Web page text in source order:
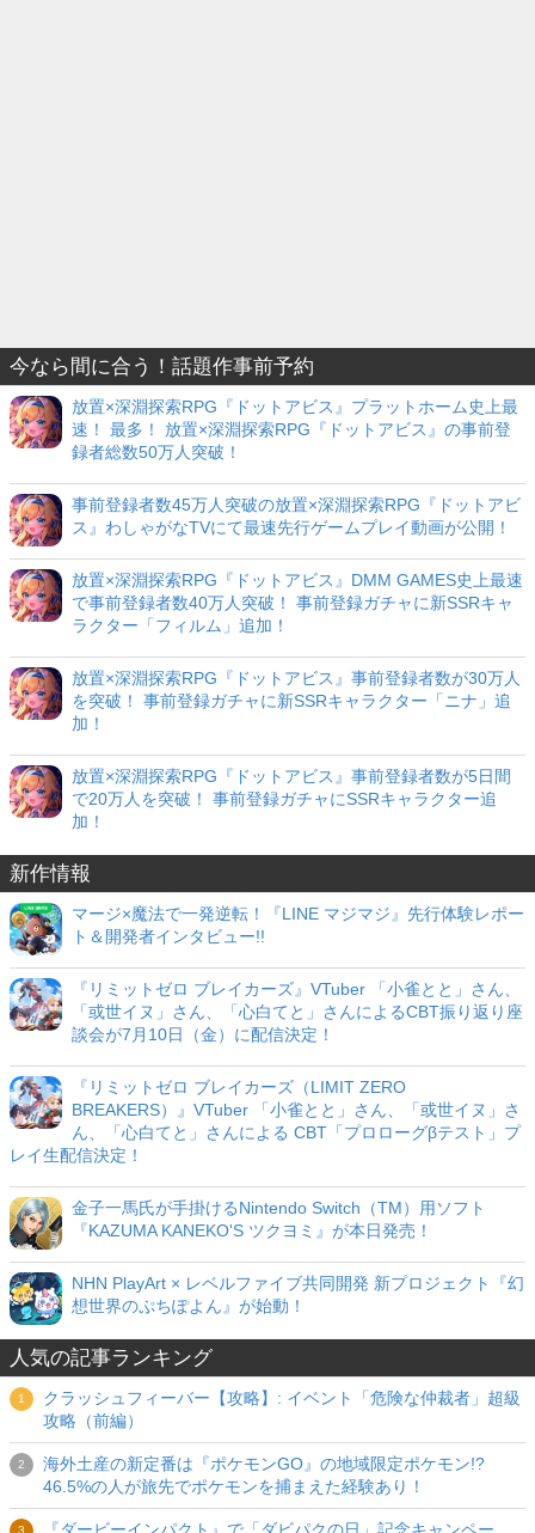
今なら間に合う！話題作事前予約
放置×深淵探索RPG『ドットアビス』プラットホーム史上最
速！ 最多！ 放置×深淵探索RPG『ドットアビス』の事前登
録者総数50万人突破！
事前登録者数45万人突破の放置×深淵探索RPG『ドットアビ
ス』わしゃがなTVにて最速先行ゲームプレイ動画が公開！
放置×深淵探索RPG『ドットアビス』DMM GAMES史上最速
で事前登録者数40万人突破！ 事前登録ガチャに新SSRキャ
ラクター「フィルム」追加！
放置×深淵探索RPG『ドットアビス』事前登録者数が30万人
を突破！ 事前登録ガチャに新SSRキャラクター「ニナ」追
加！
放置×深淵探索RPG『ドットアビス』事前登録者数が5日間
で20万人を突破！ 事前登録ガチャにSSRキャラクター追
加！
新作情報
マージ×魔法で一発逆転！『LINE マジマジ』先行体験レポー
ト＆開発者インタビュー!!
『リミットゼロ ブレイカーズ』VTuber 「小雀とと」さん、
「或世イヌ」さん、「心白てと」さんによるCBT振り返り座
談会が7月10日（金）に配信決定！
『リミットゼロ ブレイカーズ（LIMIT ZERO
BREAKERS）』VTuber 「小雀とと」さん、「或世イヌ」さ
ん、「心白てと」さんによる CBT「プロローグβテスト」プ
レイ生配信決定！
金子一馬氏が手掛けるNintendo Switch（TM）用ソフト
『KAZUMA KANEKO'S ツクヨミ』が本日発売！
NHN PlayArt × レベルファイブ共同開発 新プロジェクト『幻
想世界のぷちぽよん』が始動！
人気の記事ランキング
クラッシュフィーバー【攻略】: イベント「危険な仲裁者」超級
攻略（前編）
海外土産の新定番は『ポケモンGO』の地域限定ポケモン!?
46.5%の人が旅先でポケモンを捕まえた経験あり！
『ダービーインパクト』で「ダビパクの日」記念キャンペー